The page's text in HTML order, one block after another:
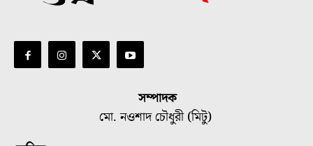
সম্পাদক
মো. নওশাদ চৌধুরী (মিটু)